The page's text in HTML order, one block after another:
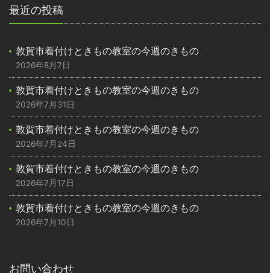
最近の投稿
敦賀市着付けときもの教室の今週のきもの
2026年8月7日
敦賀市着付けときもの教室の今週のきもの
2026年7月31日
敦賀市着付けときもの教室の今週のきもの
2026年7月24日
敦賀市着付けときもの教室の今週のきもの
2026年7月17日
敦賀市着付けときもの教室の今週のきもの
2026年7月10日
お問い合わせ